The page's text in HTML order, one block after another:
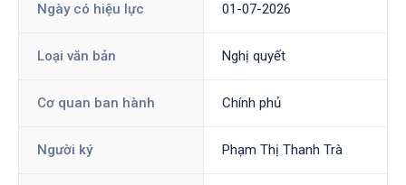
Ngày có hiệu lực 01-07-2026
Loại văn bản Nghị quyết
Cơ quan ban hành Chính phủ
Người ký Phạm Thị Thanh Trà